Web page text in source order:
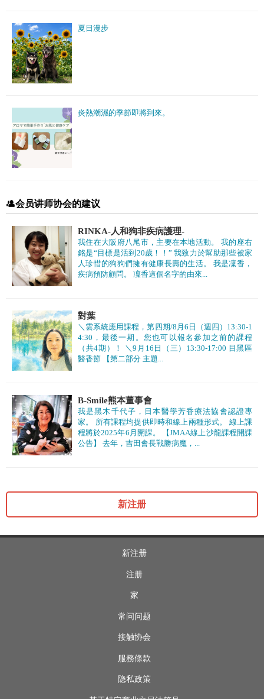
夏日漫步
炎熱潮濕的季節即將到來。
会员讲师协会的建议
RINKA-人和狗非疾病護理-
我住在大阪府八尾市，主要在本地活動。 我的座右
銘是“目標是活到20歲！！” 我致力於幫助那些被家
人珍惜的狗狗們擁有健康長壽的生活。 我是凜香，
疾病預防顧問。 凜香這個名字的由來...
對葉
＼雲系統應用課程，第四期/8月6日（週四）13:30-1
4:30，最後一期。您也可以報名參加之前的課程
（共4期）！ ＼9月16日（三）13:30-17:00 目黑區
醫香節 【第二部分 主題...
B-Smile熊本董事會
我是黑木千代子，日本醫學芳香療法協會認證專
家。 所有課程均提供即時和線上兩種形式。 線上課
程將於2025年6月開課。 【JMAA線上沙龍課程開課
公告】 去年，吉田會長戰勝病魔，...
新注册
新注册
注册
家
常问问题
接触协会
服務條款
隐私政策